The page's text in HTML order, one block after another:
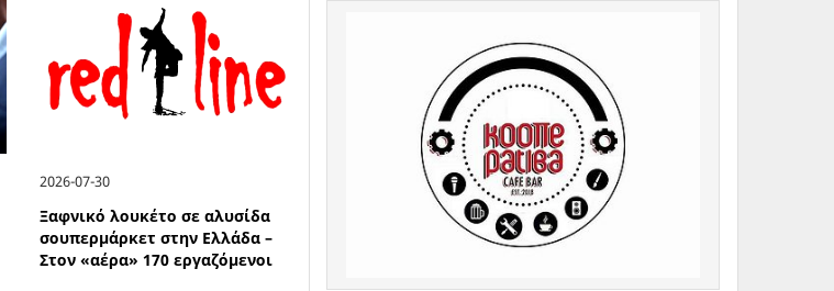
2026-07-30
Ξαφνικό λουκέτο σε αλυσίδα
σουπερμάρκετ στην Ελλάδα –
Στον «αέρα» 170 εργαζόμενοι